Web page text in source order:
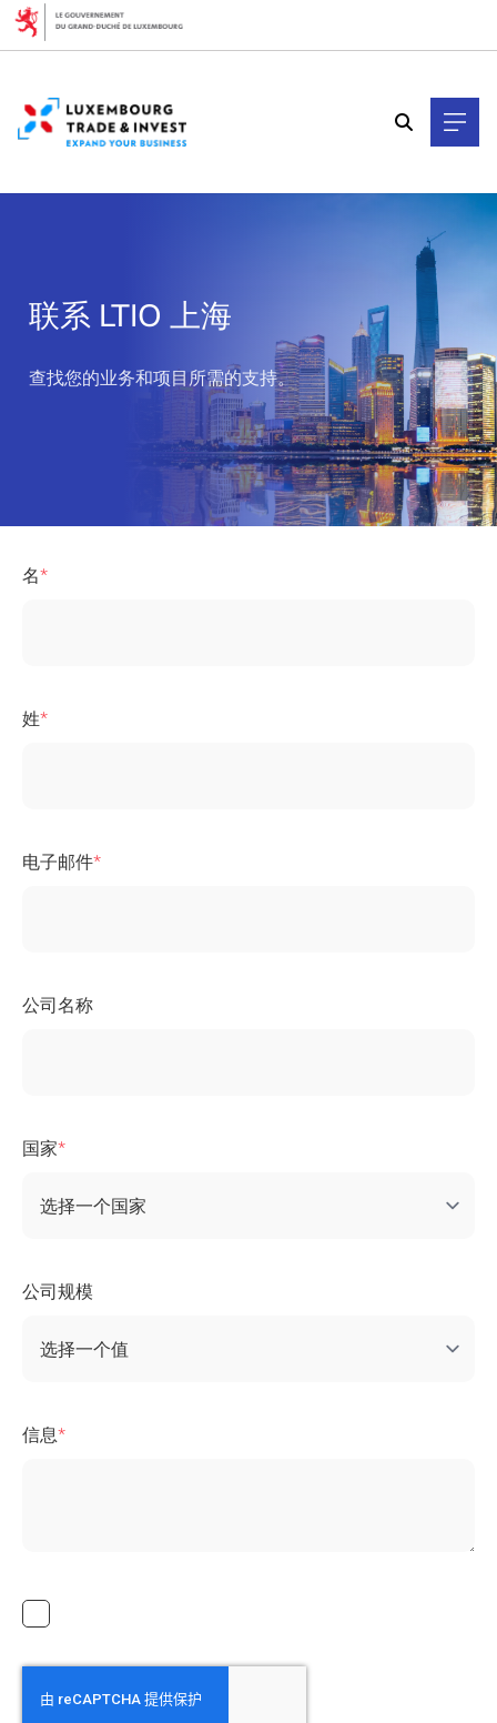
联系 LTIO 上海
查找您的业务和项目所需的支持。
名
姓
电子邮件
公司名称
国家
公司规模
信息
Cookies management panel